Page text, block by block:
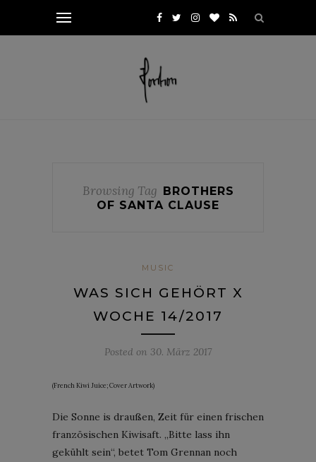
Browsing Tag BROTHERS
OF SANTA CLAUSE
MUSIC
WAS SICH GEHÖRT X
WOCHE 14/2017
Posted on 30. März 2017
(French Kiwi Juice; Cover Artwork)
Die Sonne is draußen, Zeit für einen frischen
französischen Kiwisaft. „Bitte lass ihn
gekühlt sein“, betet Tom Grennan noch